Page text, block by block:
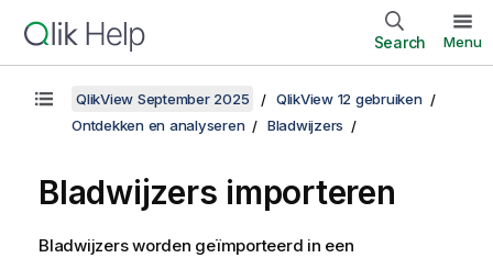
Search Menu
QlikView September 2025
QlikView 12 gebruiken
Ontdekken en analyseren
Bladwijzers
Bladwijzers importeren
Bladwijzers worden geïmporteerd in een